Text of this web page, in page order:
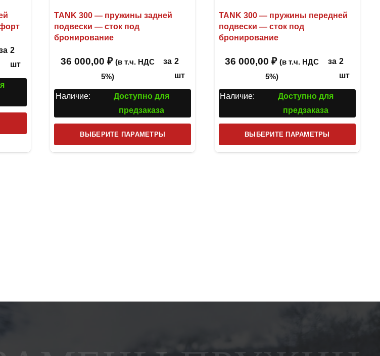
2
шт
товар
TANK 300 — пружины задней
подвески — сток под
бронирование
36 000,00 ₽ (в т.ч. НДС
5%)
за 2
шт
Наличие:
Доступно для
предзаказа
ВЫБЕРИТЕ ПАРАМЕТРЫ
товар
TANK 300 — пружины передней
подвески — сток под
бронирование
36 000,00₽ (в т.ч. НДС
5%)
за 2
шт
Наличие:
Доступно для
предзаказа
ВЫБЕРИТЕ ПАРАМЕТРЫ
товар